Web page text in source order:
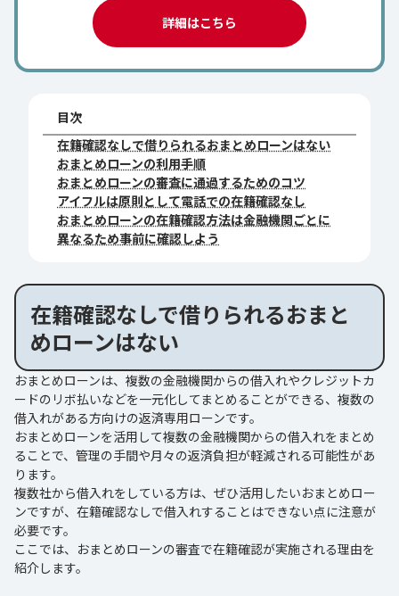
詳細はこちら
目次
在籍確認なしで借りられるおまとめローンはない
おまとめローンの利用手順
おまとめローンの審査に通過するためのコツ
アイフルは原則として電話での在籍確認なし
おまとめローンの在籍確認方法は金融機関ごとに
異なるため事前に確認しよう
在籍確認なしで借りられるおまと
めローンはない
おまとめローンは、複数の金融機関からの借入れやクレジットカ
ードのリボ払いなどを一元化してまとめることができる、複数の
借入れがある方向けの返済専用ローンです。
おまとめローンを活用して複数の金融機関からの借入れをまとめ
ることで、管理の手間や月々の返済負担が軽減される可能性があ
ります。
複数社から借入れをしている方は、ぜひ活用したいおまとめロー
ンですが、在籍確認なしで借入れすることはできない点に注意が
必要です。
ここでは、おまとめローンの審査で在籍確認が実施される理由を
紹介します。